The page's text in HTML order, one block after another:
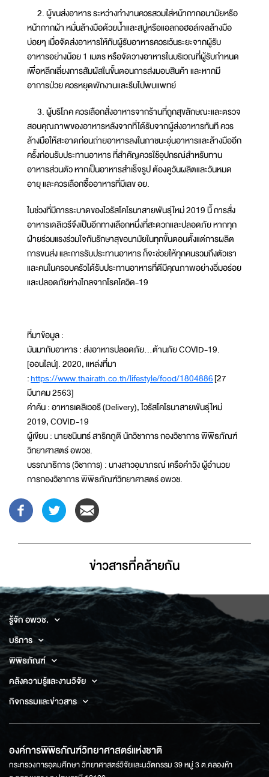
2. ผู้ขนส่งอาหาร ระหว่างทำงานควรสวมใส่หน้ากากอนามัยหรือ
หน้ากากผ้า หมั่นล้างมือด้วยน้ำและสบู่หรือแอลกอฮอล์เจลล้างมือ
บ่อยๆ เมื่อจัดส่งอาหารให้กับผู้รับอาหารควรเว้นระยะจากผู้รับ
อาหารอย่างน้อย 1 เมตร หรือจัดวางอาหารในบริเวณที่ผู้รับกำหนด
เพื่อหลีกเลี่ยงการสัมผัสในขั้นตอนการส่งมอบสินค้า และหากมี
อาการป่วย ควรหยุดพักงานและรีบไปพบแพทย์
3. ผู้บริโภค ควรเลือกสั่งอาหารจากร้านที่ถูกสุขลักษณะและตรวจ
สอบคุณภาพของอาหารหลังจากที่ได้รับจากผู้ส่งอาหารทันที ควร
ล้างมือให้สะอาดก่อนถ่ายอาหารลงในภาชนะอุ่นอาหารและล้างมืออีก
ครั้งก่อนรับประทานอาหาร ที่สำคัญควรใช้อุปกรณ์สำหรับทาน
อาหารส่วนตัว หากเป็นอาหารสำเร็จรูป ต้องดูวันผลิตและวันหมด
อายุ และควรเลือกซื้ออาหารที่มีเลข อย.
ในช่วงที่มีการระบาดของไวรัสโคโรนาสายพันธุ์ใหม่ 2019 นี้ การสั่ง
อาหารเดลิเวรีจึงเป็นอีกทางเลือกหนึ่งที่สะดวกและปลอดภัย หากทุก
ฝ่ายร่วมแรงร่วมใจกันรักษาสุขอนามัยในทุกขั้นตอนตั้งแต่การผลิต
การขนส่ง และการรับประทานอาหาร ก็จะช่วยให้ทุกคนรวมถึงตัวเรา
และคนในครอบครัวได้รับประทานอาหารที่ดีมีคุณภาพอย่างอิ่มอร่อย
และปลอดภัยห่างไกลจากโรคโควิด-19
ที่มาข้อมูล :
มันมากับอาหาร : ส่งอาหารปลอดภัย...ต้านภัย COVID-19.
[ออนไลน์]. 2020, แหล่งที่มา
:https://www.thairath.co.th/lifestyle/food/1804886[27
มีนาคม 2563]
คำค้น : อาหารเดลิเวอรี (Delivery), ไวรัสโคโรนาสายพันธุ์ใหม่
2019, COVID-19
ผู้เขียน : นายชนินทร์ สาริกภูติ นักวิชาการ กองวิชาการ พิพิธภัณฑ์
วิทยาศาสตร์ อพวช.
บรรณาธิการ (วิชาการ) : นางสาวอุมาภรณ์ เครือคำวัง ผู้อำนวย
การกองวิชาการ พิพิธภัณฑ์วิทยาศาสตร์ อพวช.
ข่าวสารที่่คล้ายกัน
รู้จัก อพวช.
บริการ
พิพิธภัณฑ์
คลังความรู้และงานวิจัย
กิจกรรมและข่าวสาร
องค์การพิพิธภัณฑ์วิทยาศาสตร์แห่งชาติ
กระทรวงการอุดมศึกษา วิทยาศาสตร์วิจัยและนวัตกรรม 39 หมู่ 3 ต.คลองห้า